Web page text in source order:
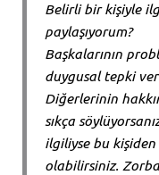
Belirli bir kişiyle
paylaşıyorum?
Başkalarının
duygusal tepki
Diğerlerinin
sıkça
ilgiliyse bu kişiden
olabilirsiniz.